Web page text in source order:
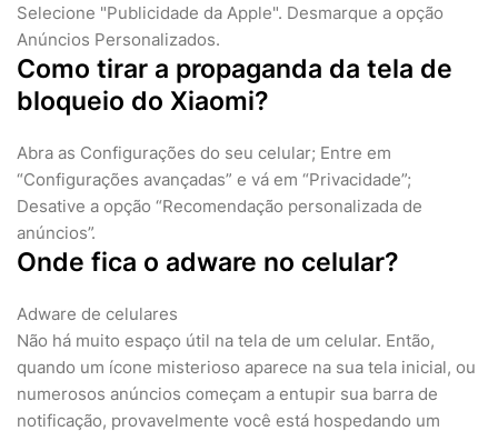
Selecione "Publicidade da Apple". Desmarque a opção
Anúncios Personalizados.
Como tirar a propaganda da tela de
bloqueio do Xiaomi?
Abra as Configurações do seu celular; Entre em
“Configurações avançadas” e vá em “Privacidade”;
Desative a opção “Recomendação personalizada de
anúncios”.
Onde fica o adware no celular?
Adware de celulares
Não há muito espaço útil na tela de um celular. Então,
quando um ícone misterioso aparece na sua tela inicial, ou
numerosos anúncios começam a entupir sua barra de
notificação, provavelmente você está hospedando um